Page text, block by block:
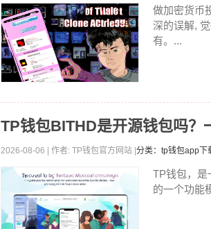
做加密货币
深的误解,
有。...
TP钱包BITHD是开源钱包吗？
2026-08-06 | 作者: TP钱包官方网站 | 分类：tp钱包app下
TP钱包，是
的一个功能